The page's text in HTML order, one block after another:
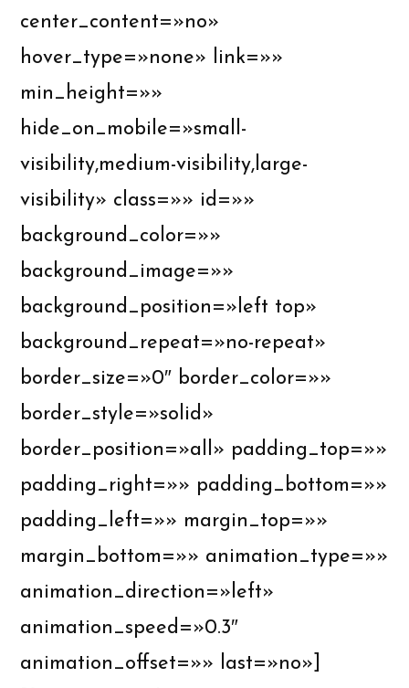
center_content=»no»
hover_type=»none» link=»»
min_height=»»
hide_on_mobile=»small-
visibility,medium-visibility,large-
visibility» class=»» id=»»
background_color=»»
background_image=»»
background_position=»left top»
background_repeat=»no-repeat»
border_size=»0″ border_color=»»
border_style=»solid»
border_position=»all» padding_top=»»
padding_right=»» padding_bottom=»»
padding_left=»» margin_top=»»
margin_bottom=»» animation_type=»»
animation_direction=»left»
animation_speed=»0.3″
animation_offset=»» last=»no»]